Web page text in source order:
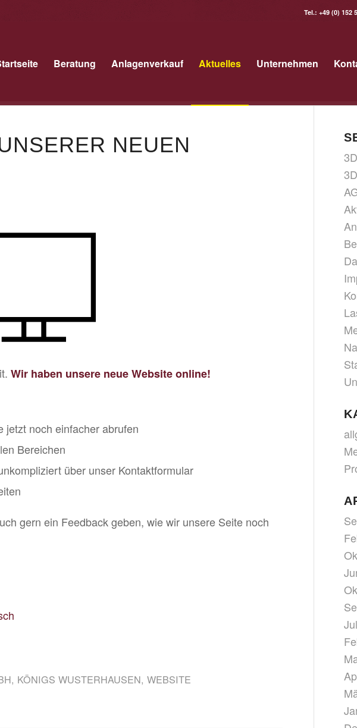
Tel.: +49 (0) 152
Beratung Anlagenverkauf Aktuelles Unternehmen
NEUEN
Wir haben unsere neue Website online!
jetzt noch einfacher abrufen
Bereichen
über unser Kontaktformular
gern ein Feedback geben, wie wir unsere Seite noch
, KÖNIGS WUSTERHAUSEN, WEBSITE